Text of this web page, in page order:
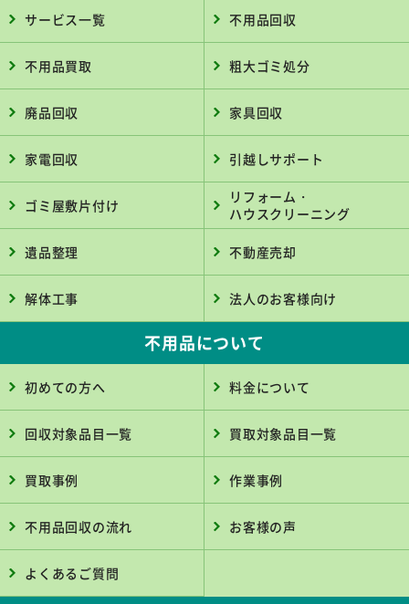
サービス一覧 不用品回収
不用品買取 粗大ゴミ処分
廃品回収 家具回収
家電回収 引越しサポート
ゴミ屋敷片付け
リフォーム・
ハウスクリーニング
遺品整理 不動産売却
解体工事 法人のお客様向け
不用品について
初めての方へ 料金について
回収対象品目一覧 買取対象品目一覧
買取事例 作業事例
不用品回収の流れ お客様の声
よくあるご質問